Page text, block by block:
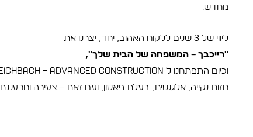
מחדש.
ליווי של 3 שנים ללקוח האהוב, יחד, יצרנו את
"רייכבך – המשפחה של הבית שלך",
וכיום התפתחנו ל Reichbach – advanced construction.
חזות נקייה, אלגנטית, בעלת פאסון, ועם זאת – צעירה